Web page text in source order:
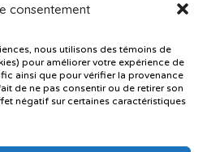
consentement
nous utilisons des témoins de
pour améliorer votre expérience de
ainsi que pour vérifier la provenance
de ne pas consentir ou de retirer son
négatif sur certaines caractéristiques
Plan du site
service à l’élève
de confidentialité